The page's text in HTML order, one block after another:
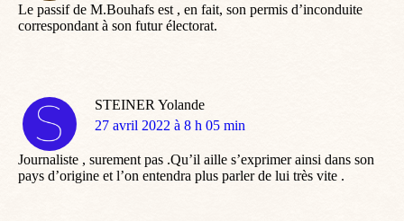
Le passif de M.Bouhafs est , en fait, son permis d’inconduite
correspondant à son futur électorat.
STEINER Yolande
dit
27 avril 2022 à 8 h 05 min
Journaliste , surement pas .Qu’il aille s’exprimer ainsi dans son
pays d’origine et l’on entendra plus parler de lui très vite .